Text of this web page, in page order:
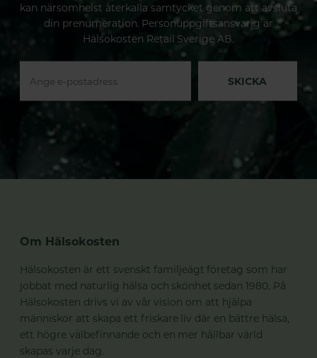
kan närsomhelst återkalla samtycket genom att avsluta
din prenumeration. Personuppgiftsansvarig är
Hälsokosten Retail Sverige AB.
SKICKA
Om Hälsokosten
Hälsokosten är ett svenskt familjeägt företag som har
jobbat med naturlig hälsa och skönhet sedan 1980. På
Hälsokosten drivs vi av vår vision om att hjälpa
människor att skapa ett friskare liv där en bättre hälsa,
ett högre välbefinnande och en mer hållbar värld
skapas varje dag.